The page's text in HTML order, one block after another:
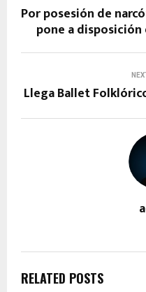
Por posesión de
pone a disposición
Llega Ballet
RELATED POSTS